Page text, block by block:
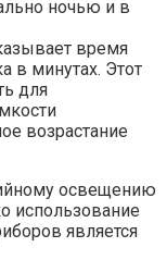
ночью и в
время
в минутах. Этот
для
возрастание
освещению
использование
является